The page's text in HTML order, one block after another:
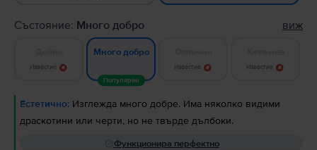
Състояние: Много добро виж
Известие
Много добро
Популярен
Известие Известие
Естетично: Изглежда много добре. Има няколко видими
драскотини или черти, но не твърде дълбоки.
Функционира перфектно